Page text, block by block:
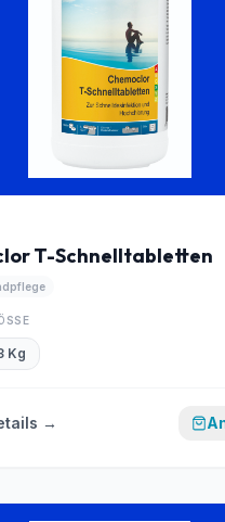
T-Schnelltabletten
Kg
→